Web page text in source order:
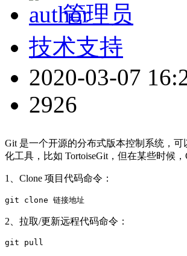
管理员
技术支持
2020-03-07
2926
Git 是一个开源的分布式版本控制系统，
化工具，比如 TortoiseGit，但在某些时候，
1、Clone 项目代码命令：
git clone 链接地址
2、拉取/更新远程代码命令：
git pull